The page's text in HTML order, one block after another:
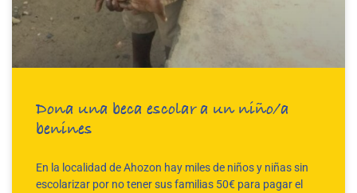
Dona una beca escolar a un niño/a
benines
En la localidad de Ahozon hay miles de niños y niñas sin
escolarizar por no tener sus familias 50€ para pagar el